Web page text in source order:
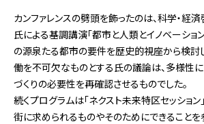
カンファレンスの劈頭を飾ったのは、科学・経済
氏による基調講演「都市と人類とイノベーション
の源泉たる都市の要件を歴史的視座から検討
働を不可欠なものとする氏の議論は、多様性
づくりの必要性を再確認させるものでした。
続くプログラムは「ネクスト未来特区セッション
街に求められるものやそのためにできること